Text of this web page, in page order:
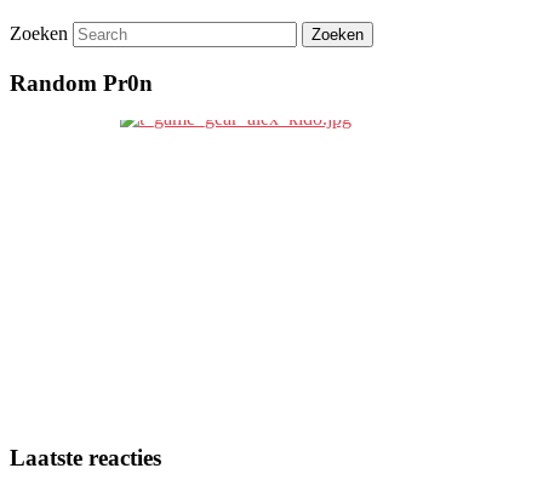
Zoeken
Random Pr0n
Laatste reacties